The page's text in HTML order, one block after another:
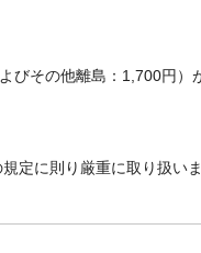
その他離島：1,700円
定に則り厳重に取り扱いま